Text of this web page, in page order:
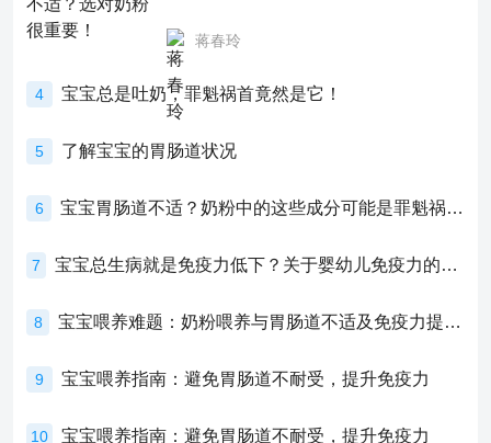
蒋春玲
4 宝宝总是吐奶，罪魁祸首竟然是它！
5 了解宝宝的胃肠道状况
6 宝宝胃肠道不适？奶粉中的这些成分可能是罪魁祸首！
7 宝宝总生病就是免疫力低下？关于婴幼儿免疫力的真相，家长必须了解！
8 宝宝喂养难题：奶粉喂养与胃肠道不适及免疫力提升的奥秘
9 宝宝喂养指南：避免胃肠道不耐受，提升免疫力
10 宝宝喂养指南：避免胃肠道不耐受，提升免疫力